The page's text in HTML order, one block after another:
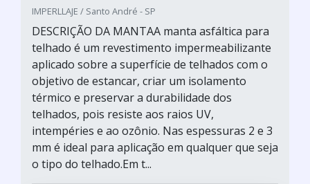
IMPERLLAJE / Santo André - SP
DESCRIÇÃO DA MANTAA manta asfáltica para
telhado é um revestimento impermeabilizante
aplicado sobre a superfície de telhados com o
objetivo de estancar, criar um isolamento
térmico e preservar a durabilidade dos
telhados, pois resiste aos raios UV,
intempéries e ao ozônio. Nas espessuras 2 e 3
mm é ideal para aplicação em qualquer que seja
o tipo do telhado.Em t...